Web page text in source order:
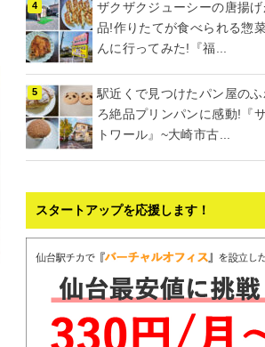
ザクザクジューシーの唐揚げ
品!作りたてが食べられる惣
んに行ってみた!『福...
駅近くで見つけたパン屋のふ
ろ絶品プリンパンに感動!『
トワール』~大崎市古...
スタートアップを応援します！